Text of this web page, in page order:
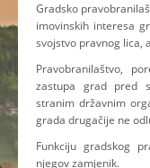
Gradsko
imovinskih interesa
svojstvo pravnog lica,
Pravobranilaštvo,
zastupa grad pred
stranim državnim
grada drugačije ne
Funkciju gradskog
njegov zamjenik.